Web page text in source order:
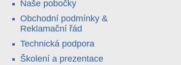
Naše pobočky
Obchodní podmínky &
Reklamační řád
Technická podpora
Školení a prezentace